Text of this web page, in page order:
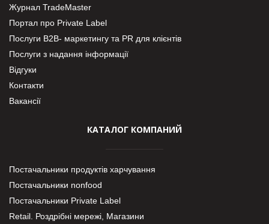
Журнал TradeMaster
Портал про Private Label
Послуги В2В- маркетингу та PR для клієнтів
Послуги з надання інформації
Відгуки
Контакти
Вакансії
КАТАЛОГ КОМПАНИЙ
Постачальники продуктів харчування
Постачальники nonfood
Постачальники Private Label
Retail. Роздрібні мережі, Магазини